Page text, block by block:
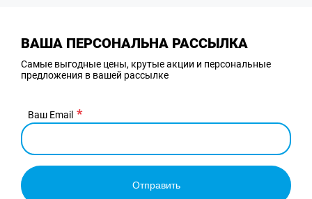
ВАША ПЕРСОНАЛЬНА РАССЫЛКА
Самые выгодные цены, крутые акции и персональные
предложения в вашей рассылке
Ваш Email
Отправить